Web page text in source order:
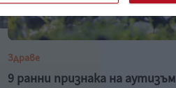
Здраве
9 ранни признака на аутизъм